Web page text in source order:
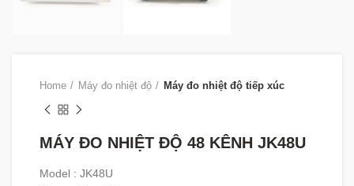
Home Máy đo nhiệt độ Máy đo nhiệt độ tiếp xúc
MÁY ĐO NHIỆT ĐỘ 48 KÊNH JK48U
Model : JK48U